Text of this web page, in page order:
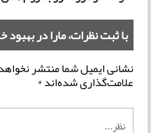
با ثبت نظرات، مارا در
نشانی ایمیل شما منتشر
علامت‌گذاری شده‌اند*